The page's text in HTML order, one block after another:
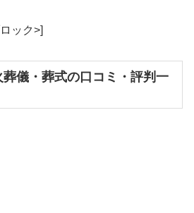
ック>]
儀・葬式の口コミ・評判一